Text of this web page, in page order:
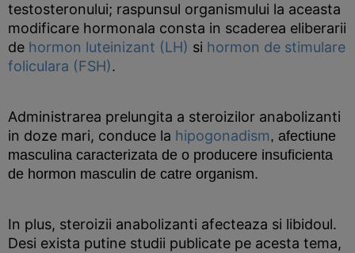
testosteronului; raspunsul organismului la aceasta
modificare hormonala consta in scaderea eliberarii
de hormon luteinizant (LH) si hormon de stimulare
foliculara (FSH).
Administrarea prelungita a steroizilor anabolizanti
in doze mari, conduce la hipogonadism, afectiune
masculina caracterizata de o producere insuficienta
de hormon masculin de catre organism.
In plus, steroizii anabolizanti afecteaza si libidoul.
Desi exista putine studii publicate pe acesta tema,